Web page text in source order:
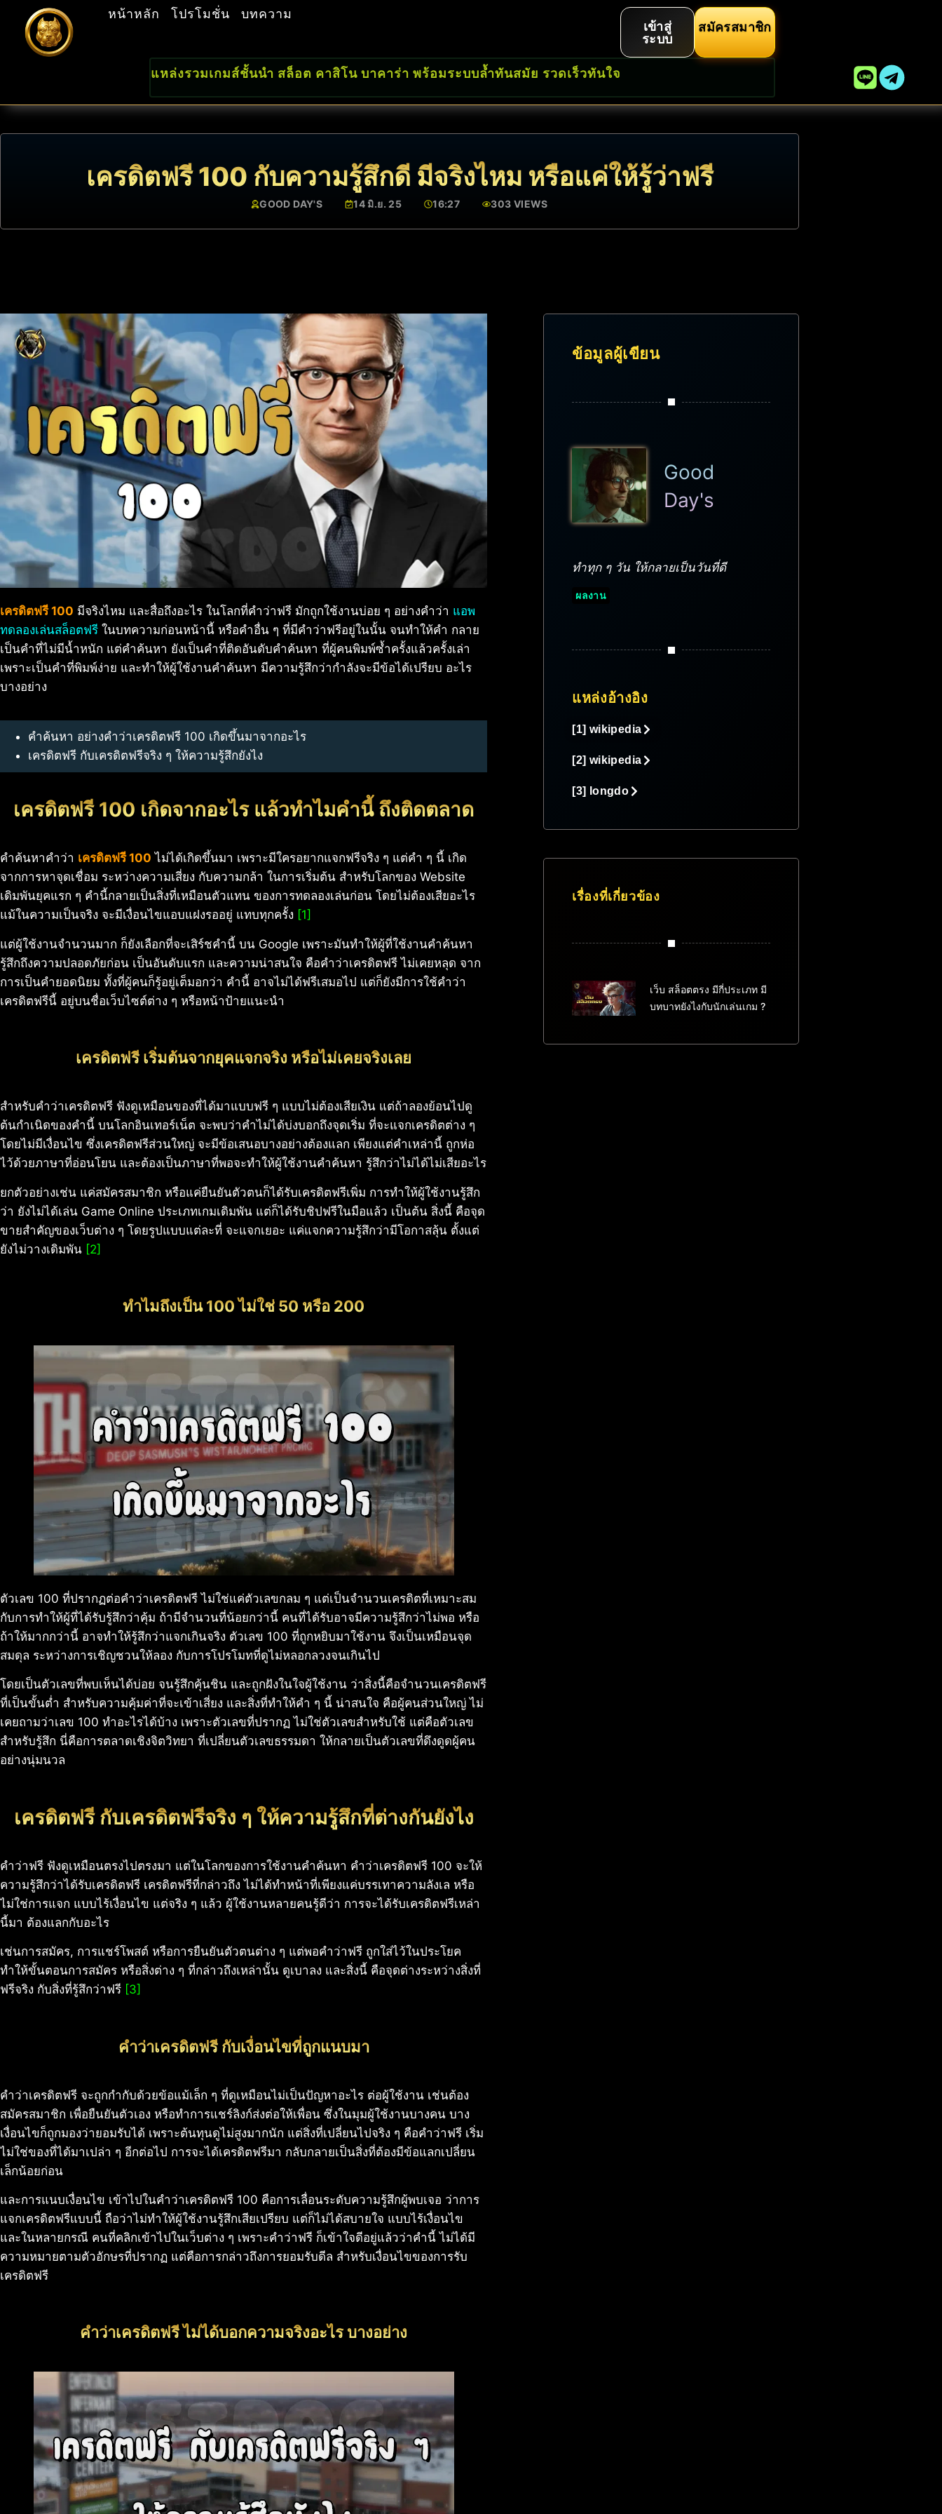
หน้าหลัก โปรโมชั่น บทความ
เข้าสู่
ระบบ
สมัครสมาชิก
แหล่งรวมเกมส์ชั้นนำ สล็อต คาสิโน บาคาร่า พร้อมระบบล้ำทันสมัย รวดเร็วทันใจ
เครดิตฟรี 100 กับความรู้สึกดี มีจริงไหม หรือแค่ให้รู้ว่าฟรี
GOOD DAY'S 14 มิ.ย. 25 16:27 303 VIEWS
เครดิตฟรี 100 มีจริงไหม และสื่อถึงอะไร ในโลกที่คำว่าฟรี มักถูกใช้งานบ่อย ๆ อย่างคำว่า แอพ
ทดลองเล่นสล็อตฟรี ในบทความก่อนหน้านี้ หรือคำอื่น ๆ ที่มีคำว่าฟรีอยู่ในนั้น จนทำให้คำ กลาย
เป็นคำที่ไม่มีน้ำหนัก แต่คำค้นหา ยังเป็นคำที่ติดอันดับคำค้นหา ที่ผู้คนพิมพ์ซ้ำครั้งแล้วครั้งเล่า
เพราะเป็นคำที่พิมพ์ง่าย และทำให้ผู้ใช้งานคำค้นหา มีความรู้สึกว่ากำลังจะมีข้อได้เปรียบ อะไร
บางอย่าง
คำค้นหา อย่างคำว่าเครดิตฟรี 100 เกิดขึ้นมาจากอะไร
เครดิตฟรี กับเครดิตฟรีจริง ๆ ให้ความรู้สึกยังไง
เครดิตฟรี 100 เกิดจากอะไร แล้วทำไมคำนี้ ถึงติดตลาด
คำค้นหาคำว่า เครดิตฟรี 100 ไม่ได้เกิดขึ้นมา เพราะมีใครอยากแจกฟรีจริง ๆ แต่คำ ๆ นี้ เกิด
จากการหาจุดเชื่อม ระหว่างความเสี่ยง กับความกล้า ในการเริ่มต้น สำหรับโลกของ Website
เดิมพันยุคแรก ๆ คำนี้กลายเป็นสิ่งที่เหมือนตัวแทน ของการทดลองเล่นก่อน โดยไม่ต้องเสียอะไร
แม้ในความเป็นจริง จะมีเงื่อนไขแอบแฝงรออยู่ แทบทุกครั้ง [1]
แต่ผู้ใช้งานจำนวนมาก ก็ยังเลือกที่จะเสิร์ชคำนี้ บน Google เพราะมันทำให้ผู้ที่ใช้งานคำค้นหา
รู้สึกถึงความปลอดภัยก่อน เป็นอันดับแรก และความน่าสนใจ คือคำว่าเครดิตฟรี ไม่เคยหลุด จาก
การเป็นคำยอดนิยม ทั้งที่ผู้คนก็รู้อยู่เต็มอกว่า คำนี้ อาจไม่ได้ฟรีเสมอไป แต่ก็ยังมีการใช้คำว่า
เครดิตฟรีนี้ อยู่บนชื่อเว็บไซต์ต่าง ๆ หรือหน้าป้ายแนะนำ
เครดิตฟรี เริ่มต้นจากยุคแจกจริง หรือไม่เคยจริงเลย
สำหรับคำว่าเครดิตฟรี ฟังดูเหมือนของที่ได้มาแบบฟรี ๆ แบบไม่ต้องเสียเงิน แต่ถ้าลองย้อนไปดู
ต้นกำเนิดของคำนี้ บนโลกอินเทอร์เน็ต จะพบว่าคำไม่ได้บ่งบอกถึงจุดเริ่ม ที่จะแจกเครดิตต่าง ๆ
โดยไม่มีเงื่อนไข ซึ่งเครดิตฟรีส่วนใหญ่ จะมีข้อเสนอบางอย่างต้องแลก เพียงแต่คำเหล่านี้ ถูกห่อ
ไว้ด้วยภาษาที่อ่อนโยน และต้องเป็นภาษาที่พอจะทำให้ผู้ใช้งานคำค้นหา รู้สึกว่าไม่ได้ไม่เสียอะไร
ยกตัวอย่างเช่น แค่สมัครสมาชิก หรือแค่ยืนยันตัวตนก็ได้รับเครดิตฟรีเพิ่ม การทำให้ผู้ใช้งานรู้สึก
ว่า ยังไม่ได้เล่น Game Online ประเภทเกมเดิมพัน แต่ก็ได้รับชิปฟรีในมือแล้ว เป็นต้น สิ่งนี้ คือจุด
ขายสำคัญของเว็บต่าง ๆ โดยรูปแบบแต่ละที่ จะแจกเยอะ แค่แจกความรู้สึกว่ามีโอกาสลุ้น ตั้งแต่
ยังไม่วางเดิมพัน [2]
ทำไมถึงเป็น 100 ไม่ใช่ 50 หรือ 200
ตัวเลข 100 ที่ปรากฏต่อคำว่าเครดิตฟรี ไม่ใช่แค่ตัวเลขกลม ๆ แต่เป็นจำนวนเครดิตที่เหมาะสม
กับการทำให้ผู้ที่ได้รับรู้สึกว่าคุ้ม ถ้ามีจำนวนที่น้อยกว่านี้ คนที่ได้รับอาจมีความรู้สึกว่าไม่พอ หรือ
ถ้าให้มากกว่านี้ อาจทำให้รู้สึกว่าแจกเกินจริง ตัวเลข 100 ที่ถูกหยิบมาใช้งาน จึงเป็นเหมือนจุด
สมดุล ระหว่างการเชิญชวนให้ลอง กับการโปรโมทที่ดูไม่หลอกลวงจนเกินไป
โดยเป็นตัวเลขที่พบเห็นได้บ่อย จนรู้สึกคุ้นชิน และถูกฝังในใจผู้ใช้งาน ว่าสิ่งนี้คือจำนวนเครดิตฟรี
ที่เป็นขั้นต่ำ สำหรับความคุ้มค่าที่จะเข้าเสี่ยง และสิ่งที่ทำให้คำ ๆ นี้ น่าสนใจ คือผู้คนส่วนใหญ่ ไม่
เคยถามว่าเลข 100 ทำอะไรได้บ้าง เพราะตัวเลขที่ปรากฏ ไม่ใช่ตัวเลขสำหรับใช้ แต่คือตัวเลข
สำหรับรู้สึก นี่คือการตลาดเชิงจิตวิทยา ที่เปลี่ยนตัวเลขธรรมดา ให้กลายเป็นตัวเลขที่ดึงดูดผู้คน
อย่างนุ่มนวล
เครดิตฟรี กับเครดิตฟรีจริง ๆ ให้ความรู้สึกที่ต่างกันยังไง
คำว่าฟรี ฟังดูเหมือนตรงไปตรงมา แต่ในโลกของการใช้งานคำค้นหา คำว่าเครดิตฟรี 100 จะให้
ความรู้สึกว่าได้รับเครดิตฟรี เครดิตฟรีที่กล่าวถึง ไม่ได้ทำหน้าที่เพียงแค่บรรเทาความลังเล หรือ
ไม่ใช่การแจก แบบไร้เงื่อนไข แต่จริง ๆ แล้ว ผู้ใช้งานหลายคนรู้ดีว่า การจะได้รับเครดิตฟรีเหล่า
นี้มา ต้องแลกกับอะไร
เช่นการสมัคร, การแชร์โพสต์ หรือการยืนยันตัวตนต่าง ๆ แต่พอคำว่าฟรี ถูกใส่ไว้ในประโยค
ทำให้ขั้นตอนการสมัคร หรือสิ่งต่าง ๆ ที่กล่าวถึงเหล่านั้น ดูเบาลง และสิ่งนี้ คือจุดต่างระหว่างสิ่งที่
ฟรีจริง กับสิ่งที่รู้สึกว่าฟรี [3]
คำว่าเครดิตฟรี กับเงื่อนไขที่ถูกแนบมา
คำว่าเครดิตฟรี จะถูกกำกับด้วยข้อแม้เล็ก ๆ ที่ดูเหมือนไม่เป็นปัญหาอะไร ต่อผู้ใช้งาน เช่นต้อง
สมัครสมาชิก เพื่อยืนยันตัวเอง หรือทำการแชร์ลิงก์ส่งต่อให้เพื่อน ซึ่งในมุมผู้ใช้งานบางคน บาง
เงื่อนไขก็ถูกมองว่ายอมรับได้ เพราะต้นทุนดูไม่สูงมากนัก แต่สิ่งที่เปลี่ยนไปจริง ๆ คือคำว่าฟรี เริ่ม
ไม่ใช่ของที่ได้มาเปล่า ๆ อีกต่อไป การจะได้เครดิตฟรีมา กลับกลายเป็นสิ่งที่ต้องมีข้อแลกเปลี่ยน
เล็กน้อยก่อน
และการแนบเงื่อนไข เข้าไปในคำว่าเครดิตฟรี 100 คือการเลื่อนระดับความรู้สึกผู้พบเจอ ว่าการ
แจกเครดิตฟรีแบบนี้ ถือว่าไม่ทำให้ผู้ใช้งานรู้สึกเสียเปรียบ แต่ก็ไม่ได้สบายใจ แบบไร้เงื่อนไข
และในหลายกรณี คนที่คลิกเข้าไปในเว็บต่าง ๆ เพราะคำว่าฟรี ก็เข้าใจดีอยู่แล้วว่าคำนี้ ไม่ได้มี
ความหมายตามตัวอักษรที่ปรากฏ แต่คือการกล่าวถึงการยอมรับดีล สำหรับเงื่อนไขของการรับ
เครดิตฟรี
คำว่าเครดิตฟรี ไม่ได้บอกความจริงอะไร บางอย่าง
ข้อมูลผู้เขียน
Good
Day's
ทำทุก ๆ วัน ให้กลายเป็นวันที่ดี
ผลงาน
แหล่งอ้างอิง
[1] wikipedia
[2] wikipedia
[3] longdo
เรื่องที่เกี่ยวข้อง
เว็บ สล็อตตรง มีกี่ประเภท มี
บทบาทยังไงกับนักเล่นเกม ?